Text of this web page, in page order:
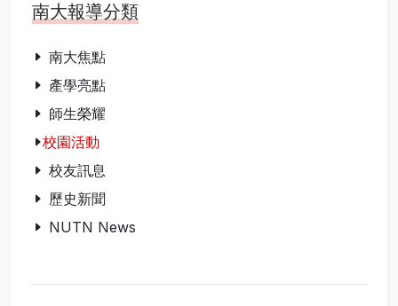
南大報導分類
南大焦點
產學亮點
師生榮耀
校園活動
校友訊息
歷史新聞
NUTN News